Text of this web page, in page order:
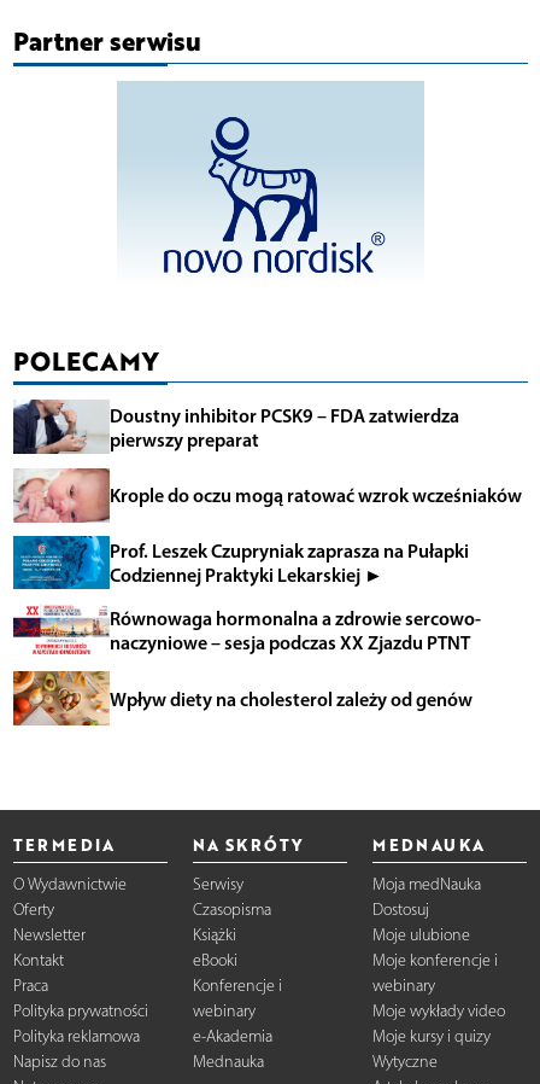
Partner serwisu
POLECAMY
Doustny inhibitor PCSK9 – FDA zatwierdza
pierwszy preparat
Krople do oczu mogą ratować wzrok wcześniaków
Prof. Leszek Czupryniak zaprasza na Pułapki
Codziennej Praktyki Lekarskiej ►
Równowaga hormonalna a zdrowie sercowo-
naczyniowe – sesja podczas XX Zjazdu PTNT
Wpływ diety na cholesterol zależy od genów
TERMEDIA
O Wydawnictwie
Oferty
Newsletter
Kontakt
Praca
Polityka prywatności
Polityka reklamowa
Napisz do nas
NA SKRÓTY
Serwisy
Czasopisma
Książki
eBooki
Konferencje i
webinary
e-Akademia
Mednauka
MEDNAUKA
Moja medNauka
Dostosuj
Moje ulubione
Moje konferencje i
webinary
Moje wykłady video
Moje kursy i quizy
Wytyczne